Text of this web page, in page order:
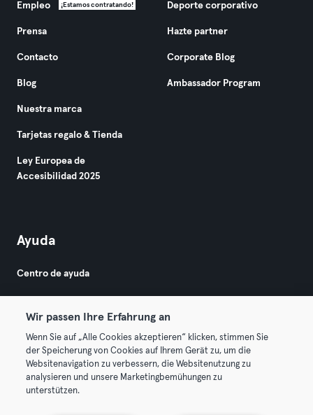
Empleo ¡Estamos contratando!
Prensa
Contacto
Blog
Nuestra marca
Tarjetas regalo & Tienda
Ley Europea de
Accesibilidad 2025
Deporte corporativo
Hazte partner
Corporate Blog
Ambassador Program
Ayuda
Centro de ayuda
© 2026 Urban Sports Group GmbH. All rights reserved.
Términos y condiciones
Wir passen Ihre Erfahrung an
Wenn Sie auf „Alle Cookies akzeptieren“ klicken, stimmen Sie
der Speicherung von Cookies auf Ihrem Gerät zu, um die
Websitenavigation zu verbessern, die Websitenutzung zu
analysieren und unsere Marketingbemühungen zu
unterstützen.